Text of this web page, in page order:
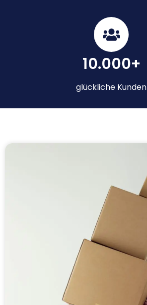
10.000+
glückliche Kunden